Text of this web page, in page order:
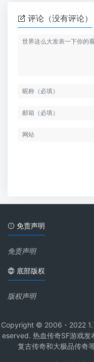
评论（没有评论）
免责声明
免责声明
底部版权
版权声明
Copyright © 2006 - 2022
eserved. 热血传奇SF游戏发
复古传奇和大极品传奇